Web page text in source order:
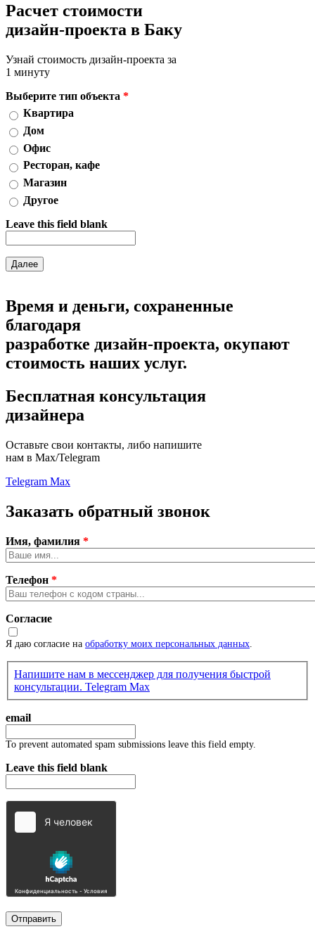
Расчет стоимости
дизайн-проекта в Баку
Узнай стоимость дизайн-проекта за
1 минуту
Выберите тип объекта *
Квартира
Дом
Офис
Ресторан, кафе
Магазин
Другое
Leave this field blank
Время и деньги, сохраненные
благодаря
разработке дизайн-проекта, окупают
стоимость наших услуг.
Бесплатная консультация
дизайнера
Оставьте свои контакты, либо напишите
нам в Max/Telegram
Telegram Max
Заказать обратный звонок
Имя, фамилия *
Телефон *
Согласие
Я даю согласие на обработку моих персональных данных.
Напишите нам в мессенджер для получения быстрой
консультации. Telegram Max
email
To prevent automated spam submissions leave this field empty.
Leave this field blank